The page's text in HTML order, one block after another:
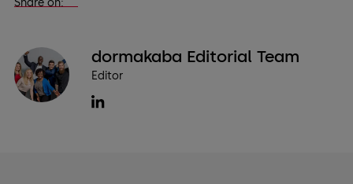
Share on:
dormakaba Editorial Team
Editor